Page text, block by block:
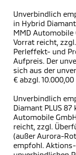
Unverbindlich
in Hybrid Diamant
MMD Automobile
Vorrat reicht,
Perleffekt- und
Aufpreis. Der
sich aus der
€ abzgl.
Unverbindlich
Diamant PLUS 87
Automobile
reicht, zzgl.
(außer Aurora-
empfohl.